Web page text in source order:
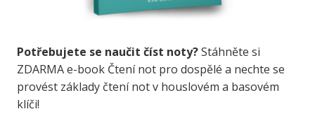
Potřebujete se naučit číst noty?Stáhněte si
ZDARMA e-book Čtení not pro dospělé a nechte se
provést základy čtení not v houslovém a basovém
klíči!